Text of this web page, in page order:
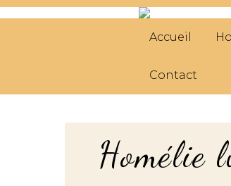
Accueil
Contact
Homélie